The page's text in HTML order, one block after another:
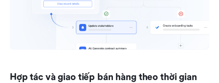
Hợp tác và giao tiếp bán hàng theo thời gian